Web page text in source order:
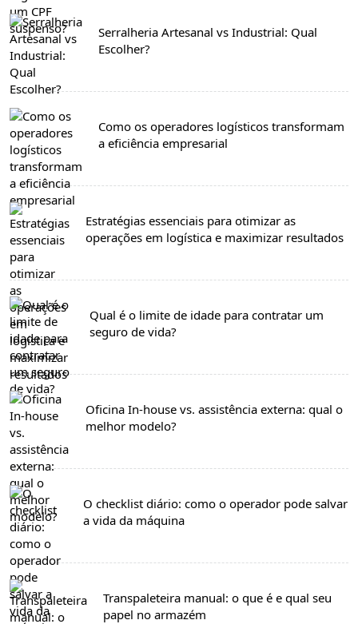
Serralheria Artesanal vs Industrial: Qual
Escolher?
Como os operadores logísticos transformam
a eficiência empresarial
Estratégias essenciais para otimizar as
operações em logística e maximizar resultados
Qual é o limite de idade para contratar um
seguro de vida?
Oficina In-house vs. assistência externa: qual o
melhor modelo?
O checklist diário: como o operador pode salvar
a vida da máquina
Transpaleteira manual: o que é e qual seu
papel no armazém